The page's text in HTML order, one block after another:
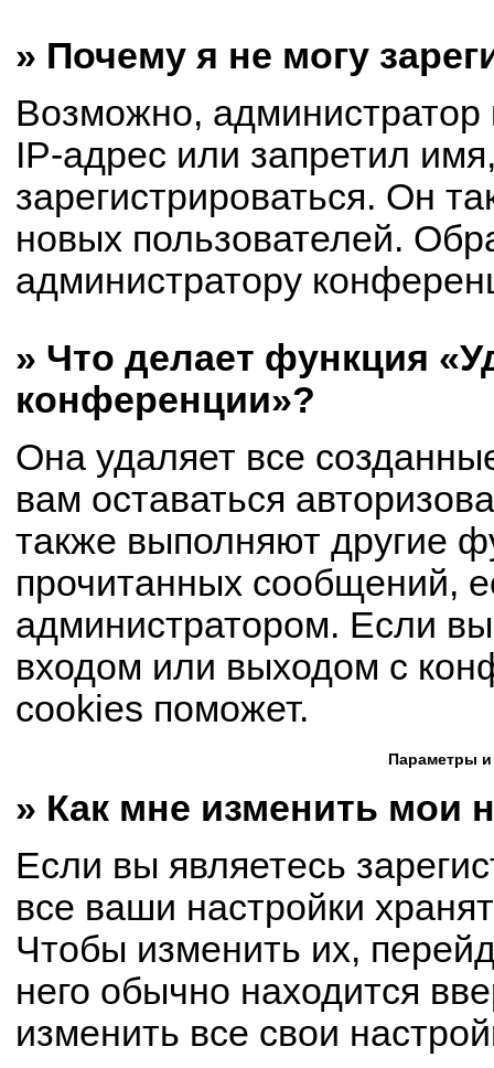
» Почему я не могу
Возможно,
IP-адрес или запретил
зарегистрироваться. Он
новых пользователей.
администратору
» Что делает функция
конференции»?
Она удаляет все
вам оставаться
также выполняют другие
прочитанных сообщений,
администратором. Если
входом или выходом с
cookies поможет.
Параметры и
» Как мне изменить мои
Если вы являетесь
все ваши настройки
Чтобы изменить их,
него обычно находится
изменить все свои